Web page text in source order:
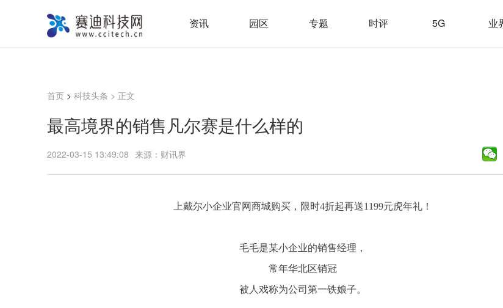
资讯 园区 专题 时评 5G 业
首页 > 科技头条 > 正文
最高境界的销售凡尔赛是什么样的
2022-03-15 13:49:08 来源：财讯界
上戴尔小企业官网商城购买，限时4折起再送1199元虎年礼！
毛毛是某小企业的销售经理，
常年华北区销冠
被人戏称为公司第一铁娘子。